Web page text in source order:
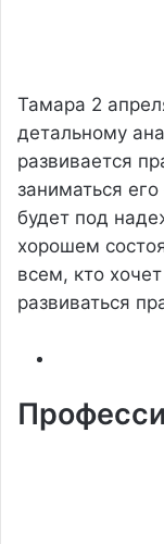
Тамара 2
детальному
развивается
заниматься
будет под
хорошем
всем, кто
развиваться